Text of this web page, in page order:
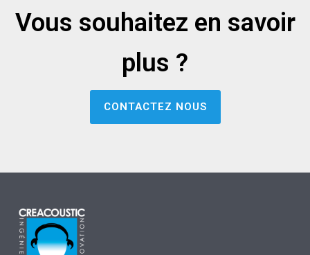
Vous souhaitez en savoir
plus ?
CONTACTEZ NOUS